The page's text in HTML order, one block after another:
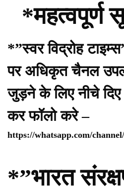
*महत्वपूर्ण
*”स्वर विद्रोह
पर अधिकृत चैनल
जुड़ने के लिए नीचे
कर फॉलो करे –
https://whatsapp.com/
*”भारत